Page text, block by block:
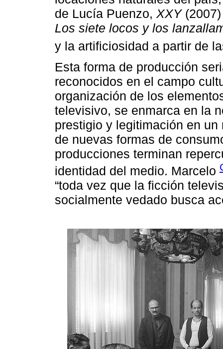
de Lucía Puenzo, XXY
Los siete locos y los
y la artificiosidad a partir de
Esta forma de producción
reconocidos en el campo
organización de los
televisivo, se enmarca en la
prestigio y legitimación en
de nuevas formas de
producciones terminan
identidad del medio. Marcelo
“toda vez que la ficción
socialmente vedado busca